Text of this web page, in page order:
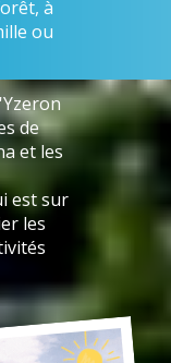
à
ou
de
et les
est sur
les